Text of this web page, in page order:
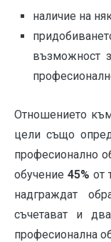
наличие на
възможност
Отношението към
цели също
професионално
обучение 45% от
надграждат
съчетават и
професионална